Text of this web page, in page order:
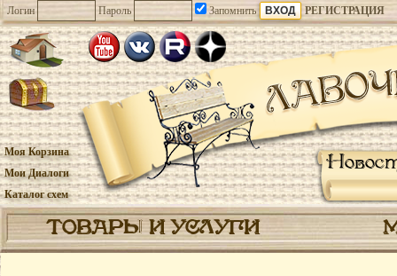
Логин Пароль Запомнить РЕГИСТРАЦИЯ
Моя Корзина
Мои Диалоги
Каталог схем
ТОВАРЫ И УСЛУГИ